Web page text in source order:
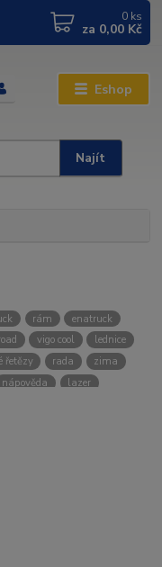
Eshop
Najít
0 ks
za 0,00 Kč
rám
enatruck
vigo cool
lednice
řetězy rada
zima
nápověda
lazer